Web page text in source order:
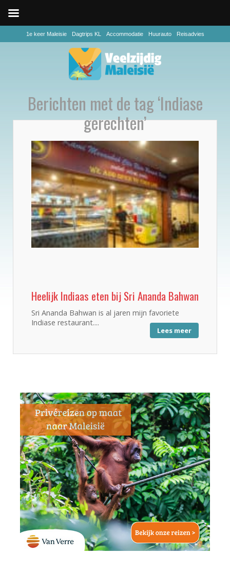
1e keer Maleisie Dagtrips KL Accommodatie Huurauto Reisadvies
Berichten met de tag ‘Indiase
gerechten’
Heelijk Indiaas eten bij Sri Ananda Bahwan
Sri Ananda Bahwan is al jaren mijn favoriete
Indiase restaurant....
Lees meer